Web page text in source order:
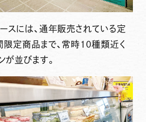
スには、通年販売されている定
定商品まで、常時10種類近く
が並びます。